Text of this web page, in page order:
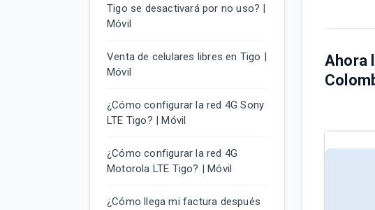
Tigo se desactivará por no uso? |
Móvil
Venta de celulares libres en Tigo |
Móvil
¿Cómo configurar la red 4G Sony
LTE Tigo? | Móvil
¿Cómo configurar la red 4G
Motorola LTE Tigo? | Móvil
¿Cómo llega mi factura después
Ahora